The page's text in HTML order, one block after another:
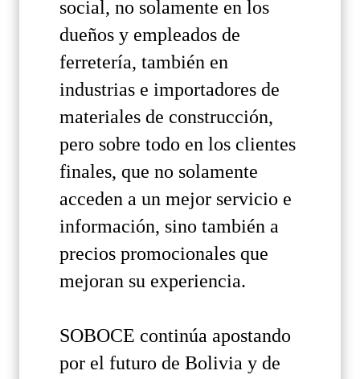
social, no solamente en los
dueños y empleados de
ferretería, también en
industrias e importadores de
materiales de construcción,
pero sobre todo en los clientes
finales, que no solamente
acceden a un mejor servicio e
información, sino también a
precios promocionales que
mejoran su experiencia.
SOBOCE continúa apostando
por el futuro de Bolivia y de